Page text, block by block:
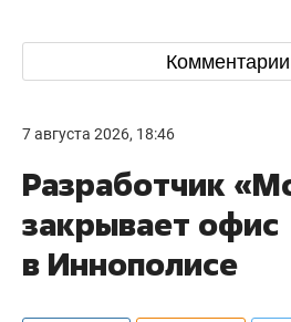
Комментарии
7 августа 2026, 18:46
Разработчик
закрывает офис
в Иннополисе